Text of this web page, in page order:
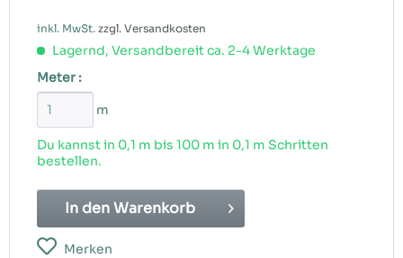
inkl. MwSt. zzgl. Versandkosten
Lagernd, Versandbereit ca. 2-4 Werktage
Meter :
m
Du kannst in 0,1 m bis 100 m in 0,1 m Schritten
bestellen.
In den Warenkorb
Merken